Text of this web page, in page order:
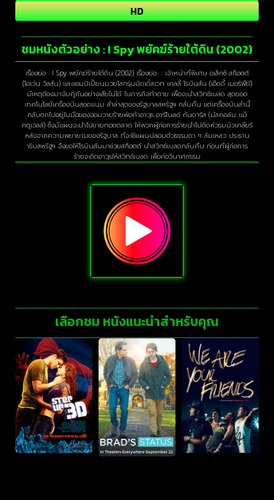
HD
ชมหนังตัวอย่าง : I Spy พยัคฆ์ร้ายใต้ดิน (2002)
เรื่องย่อ : I Spy พยัคฆ์ร้ายใต้ดิน (2002) เรื่องย่อ : เจ้าหน้าที่พิเศษ อเล็กซ์ สก็อตต์
(โอเว่น วิลสัน) และแชมป์เปี้ยนมวยโลกรุ่นมิดเดิ้ลเวท เคลลี่ โรบินสัน (เอ็ดดี้ เมอร์ฟีย์)
มีเหตุต้องมาจับคู่กันอย่างเสียไม่ได้ ในภารกิจท้าตาย เพื่อจะนำสวิทช์เบลด สุดยอด
เทคโนโลยีเครื่องบินสอดแนม ลำล่าสุดของรัฐบาลสหรัฐฯ กลับคืน แต่เครื่องบินลำนี้
กลับตกไปอยู่ในมือของจอมวายร้ายพ่อค้าอาวุธ อาร์โนลด์ กันดาร์ส (มัลคอล์ม แม็
คดูเวลล์) ซึ่งมีแผนจะนำไปขายทอดตลาด ให้พวกผู้ก่อการร้ายนำไปติดหัวรบนิวเคลียร์
หลังจากความพยายามของรัฐบาล ที่จะใช้แผนปลอมตัวธรรมดา ๆ ล้มเหลว ประธาน
าธิบสหรัฐฯ จึงขอให้โรบินสันมาช่วยสก็อตต์ นำสวิทช์เบลดกลับคืน ก่อนที่ผู้ก่อการ
ร้ายจะติดอาวุธให้สวิทช์เบลด เพื่อก่อวินาศกรรม
เลือกชม หนังแนะนำสำหรับคุณ